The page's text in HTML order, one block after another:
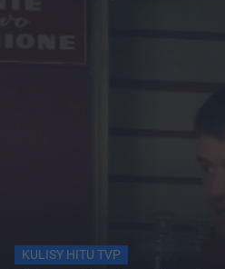
KULISY HITU TVP